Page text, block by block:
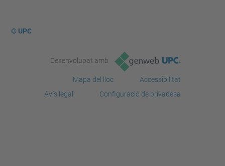
© UPC
Desenvolupat amb
Mapa del lloc
Accessibilitat
Avís legal
Configuració de privadesa